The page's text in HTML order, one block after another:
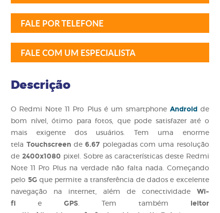
FALE POR TELEFONE
FALE COM UM ESPECIALISTA
Descrição
O Redmi Note 11 Pro Plus é um smartphone Android de
bom nível, ótimo para fotos, que pode satisfazer até o
mais exigente dos usuários. Tem uma enorme
tela Touchscreen de6.67 polegadas com uma resolução
de2400x1080 pixel. Sobre as características deste Redmi
Note 11 Pro Plus na verdade não falta nada. Começando
pelo 5G que permite a transferência de dados e excelente
navegação na internet, além de conectividade Wi-
fi
eGPS. Tem também leitor